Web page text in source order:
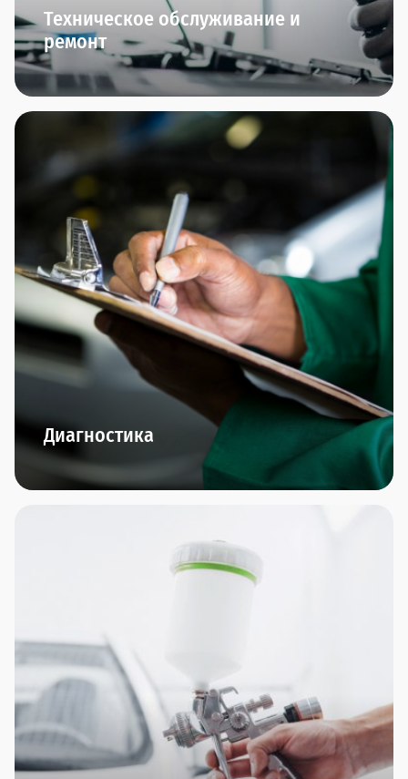
Техническое обслуживание и
ремонт
Мы начинаем заботиться о вашем автомобиле
сразу после того, как вы его приобрели.
В Прагматика мы приглашаем вас на ТО-0 через
полгода после приобретения автомобиля. Далее
вы сможете пройти плановое ТО и межсервисное
ТО.
Диагностика
В наших дилерских центрах представлено
новейшее диагностическое оборудование.
диагностика - по итогам проведения мы
предоставим подробнейший отчет и сделаем
интересное предложение по ремонту, если это